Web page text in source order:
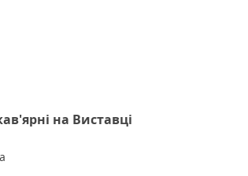
на Виставці